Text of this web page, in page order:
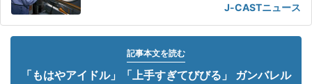
J-CASTニュース
記事本文を読む
「もはやアイドル」「上手すぎてびびる」 ガンバレル